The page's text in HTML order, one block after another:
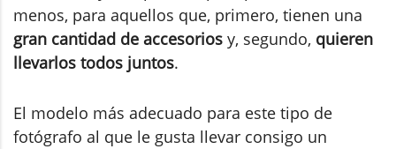
menos, para aquellos que, primero, tienen una
gran cantidad de accesorios y, segundo, quieren
llevarlos todos juntos.
El modelo más adecuado para este tipo de
fotógrafo al que le gusta llevar consigo un